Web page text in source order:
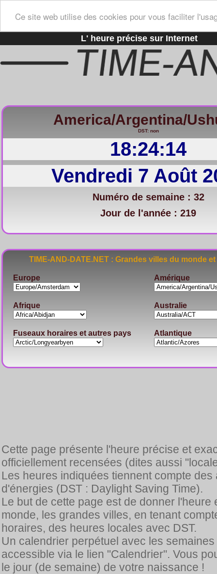
Ce site web utilise des cookies pour vous faciliter
L' heure précise sur Internet
America/Argentina/
DST: non
18:24:14
Vendredi 7 Août
Numéro de semaine : 32
Jour de l'année : 219
TIME-AND-DATE.NET : Grandes villes du
Europe Amérique
Afrique Australie
Fuseaux horaires et autres pays Atlantique
Cette page présente l'heure précise et
officiellement recensées (dites aussi
Les heures indiquées tiennent compte
d'énergies (DST : Daylight Saving Time).
Le but de cette page est de donner
monde, les grandes villes, en tenant
horaires, des heures locales avec DST.
Un calendrier perpétuel avec les
accessible via le lien "Calendrier". Vous
le jour (de semaine) de votre naissance !